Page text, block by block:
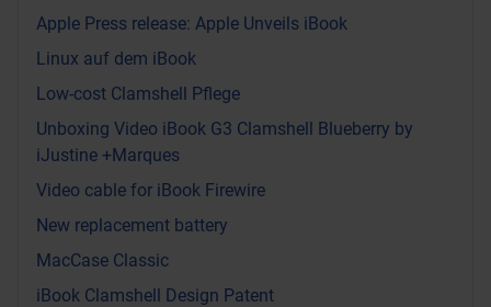
Apple Press release: Apple Unveils iBook
Linux auf dem iBook
Low-cost Clamshell Pflege
Unboxing Video iBook G3 Clamshell Blueberry by
iJustine +Marques
Video cable for iBook Firewire
New replacement battery
MacCase Classic
iBook Clamshell Design Patent